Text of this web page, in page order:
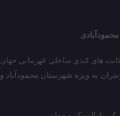
های کبدی ساحلی قهرمانی جهان
به ویژه شهرستان محمودآباد و